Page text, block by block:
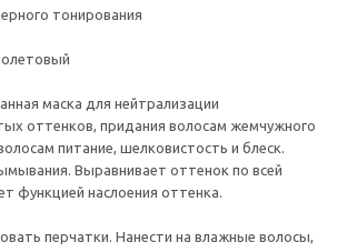
тонирования
маска для нейтрализации
оттенков, придания волосам жемчужного
питание, шелковистость и блеск.
Выравнивает оттенок по всей
функцией наслоения оттенка.
перчатки. Нанести на влажные волосы,